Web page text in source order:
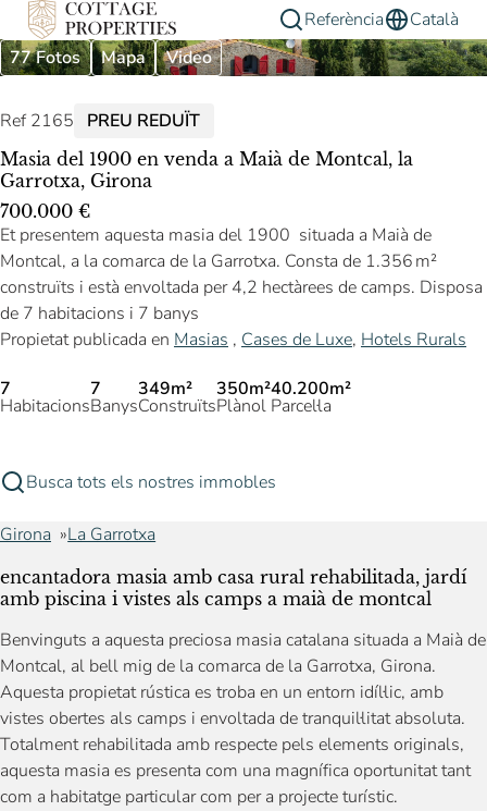
Referència
Català
77 Fotos
Mapa Video
Ref 2165 PREU REDUÏT
Masia del 1900 en venda a Maià de Montcal, la
Garrotxa, Girona
700.000 €
Et presentem aquesta masia del 1900 situada a Maià de
Montcal, a la comarca de la Garrotxa. Consta de 1.356 m²
construïts i està envoltada per 4,2 hectàrees de camps. Disposa
de 7 habitacions i 7 banys
Propietat publicada en Masias , Cases de Luxe, Hotels Rurals
7
Habitacions
7
Banys
349m²
Construïts
350m²
Plànol
40.200m²
Parcel·la
Busca tots els nostres immobles
Girona La Garrotxa
encantadora masia amb casa rural rehabilitada, jardí
amb piscina i vistes als camps a maià de montcal
Benvinguts a aquesta preciosa masia catalana situada a Maià de
Montcal, al bell mig de la comarca de la Garrotxa, Girona.
Aquesta propietat rústica es troba en un entorn idíl·lic, amb
vistes obertes als camps i envoltada de tranquil·litat absoluta.
Totalment rehabilitada amb respecte pels elements originals,
aquesta masia es presenta com una magnífica oportunitat tant
com a habitatge particular com per a projecte turístic.